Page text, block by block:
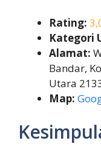
Rating:
Kategori
Alamat:
Bandar,
Utara
Map: